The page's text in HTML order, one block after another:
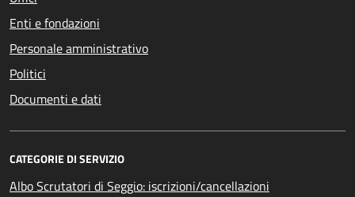
Enti e fondazioni
Personale amministrativo
Politici
Documenti e dati
CATEGORIE DI SERVIZIO
Albo Scrutatori di Seggio: iscrizioni/cancellazioni